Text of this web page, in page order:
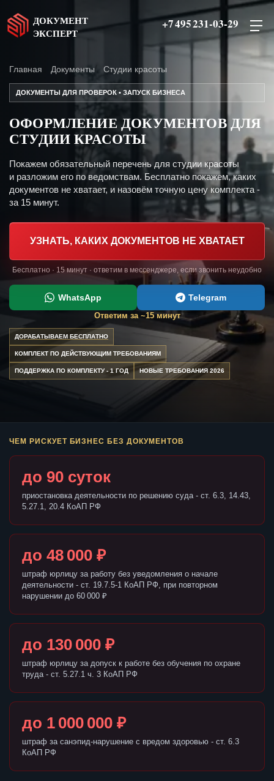
ДОКУМЕНТ
ЭКСПЕРТ
+7 495 231-03-29
Главная Документы Студии красоты
ДОКУМЕНТЫ ДЛЯ ПРОВЕРОК • ЗАПУСК БИЗНЕСА
ОФОРМЛЕНИЕ ДОКУМЕНТОВ ДЛЯ
СТУДИИ КРАСОТЫ
Покажем обязательный перечень для студии красоты
и разложим его по ведомствам. Бесплатно покажем, каких
документов не хватает, и назовём точную цену комплекта -
за 15 минут.
УЗНАТЬ, КАКИХ ДОКУМЕНТОВ НЕ ХВАТАЕТ
Бесплатно · 15 минут · ответим в мессенджере, если звонить неудобно
WhatsApp Telegram
Ответим за ~15 минут
ДОРАБАТЫВАЕМ БЕСПЛАТНО
КОМПЛЕКТ ПО ДЕЙСТВУЮЩИМ ТРЕБОВАНИЯМ
ПОДДЕРЖКА ПО КОМПЛЕКТУ - 1 ГОД НОВЫЕ ТРЕБОВАНИЯ 2026
ЧЕМ РИСКУЕТ БИЗНЕС БЕЗ ДОКУМЕНТОВ
до 90 суток
приостановка деятельности по решению суда - ст. 6.3, 14.43,
5.27.1, 20.4 КоАП РФ
до 48 000 ₽
штраф юрлицу за работу без уведомления о начале
деятельности - ст. 19.7.5-1 КоАП РФ, при повторном
нарушении до 60 000 ₽
до 130 000 ₽
штраф юрлицу за допуск к работе без обучения по охране
труда - ст. 5.27.1 ч. 3 КоАП РФ
до 1 000 000 ₽
штраф за санэпид-нарушение с вредом здоровью - ст. 6.3
КоАП РФ